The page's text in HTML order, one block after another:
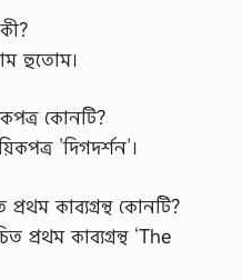
হুতোম।
কোনটি?
’দিগদর্শন’।
কাব্যগ্রন্থ কোনটি?
প্রথম কাব্যগ্রন্থ ‘The